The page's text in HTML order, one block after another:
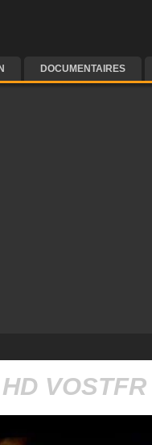
DOCUMENTAIRES
HD VOSTFR